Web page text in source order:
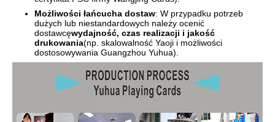
Możliwości łańcucha dostaw: W przypadku potrzeb
dużych lub niestandardowych należy ocenić
dostawcęwydajność, czas realizacji i jakość
drukowania(np. skalowalność Yaoji i możliwości
dostosowywania Guangzhou Yuhua).